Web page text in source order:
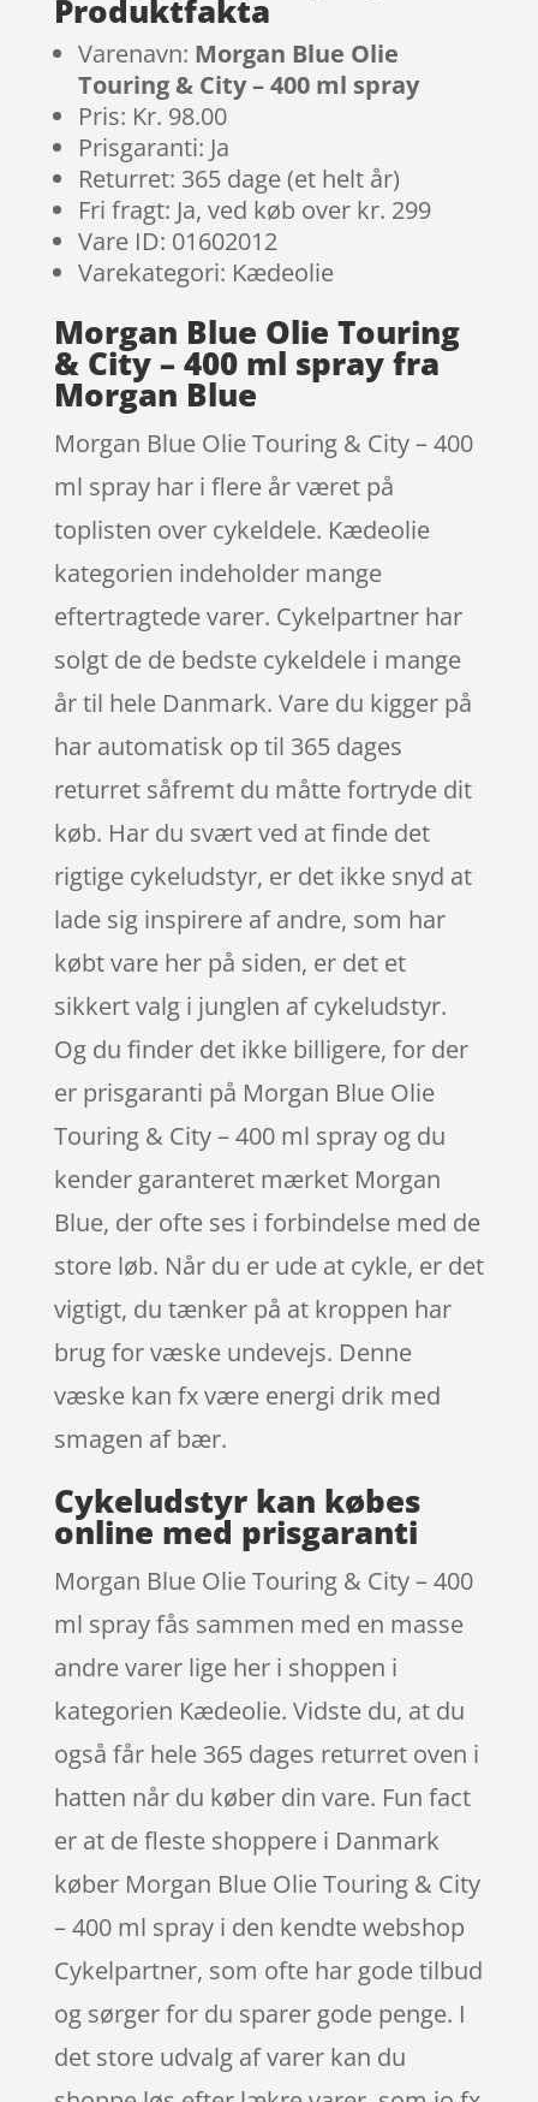
Produktfakta
Varenavn: Morgan Blue Olie
Touring & City – 400 ml spray
Pris: Kr. 98.00
Prisgaranti: Ja
Returret: 365 dage (et helt år)
Fri fragt: Ja, ved køb over kr. 299
Vare ID: 01602012
Varekategori: Kædeolie
Morgan Blue Olie Touring
& City – 400 ml spray fra
Morgan Blue
Morgan Blue Olie Touring & City – 400
ml spray har i flere år været på
toplisten over cykeldele. Kædeolie
kategorien indeholder mange
eftertragtede varer. Cykelpartner har
solgt de de bedste cykeldele i mange
år til hele Danmark. Vare du kigger på
har automatisk op til 365 dages
returret såfremt du måtte fortryde dit
køb. Har du svært ved at finde det
rigtige cykeludstyr, er det ikke snyd at
lade sig inspirere af andre, som har
købt vare her på siden, er det et
sikkert valg i junglen af cykeludstyr.
Og du finder det ikke billigere, for der
er prisgaranti på Morgan Blue Olie
Touring & City – 400 ml spray og du
kender garanteret mærket Morgan
Blue, der ofte ses i forbindelse med de
store løb. Når du er ude at cykle, er det
vigtigt, du tænker på at kroppen har
brug for væske undevejs. Denne
væske kan fx være energi drik med
smagen af bær.
Cykeludstyr kan købes
online med prisgaranti
Morgan Blue Olie Touring & City – 400
ml spray fås sammen med en masse
andre varer lige her i shoppen i
kategorien Kædeolie. Vidste du, at du
også får hele 365 dages returret oven i
hatten når du køber din vare. Fun fact
er at de fleste shoppere i Danmark
køber Morgan Blue Olie Touring & City
– 400 ml spray i den kendte webshop
Cykelpartner, som ofte har gode tilbud
og sørger for du sparer gode penge. I
det store udvalg af varer kan du